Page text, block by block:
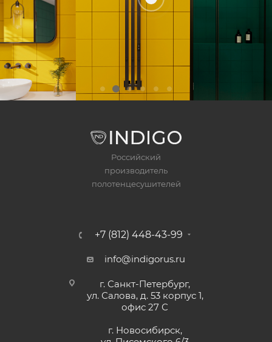
Российский
производитель
полотенцесушителей
+7 (812) 448-43-99
info@indigorus.ru
г. Санкт-Петербург,
ул. Салова, д. 53 корпус 1,
офис 27 С
г. Новосибирск,